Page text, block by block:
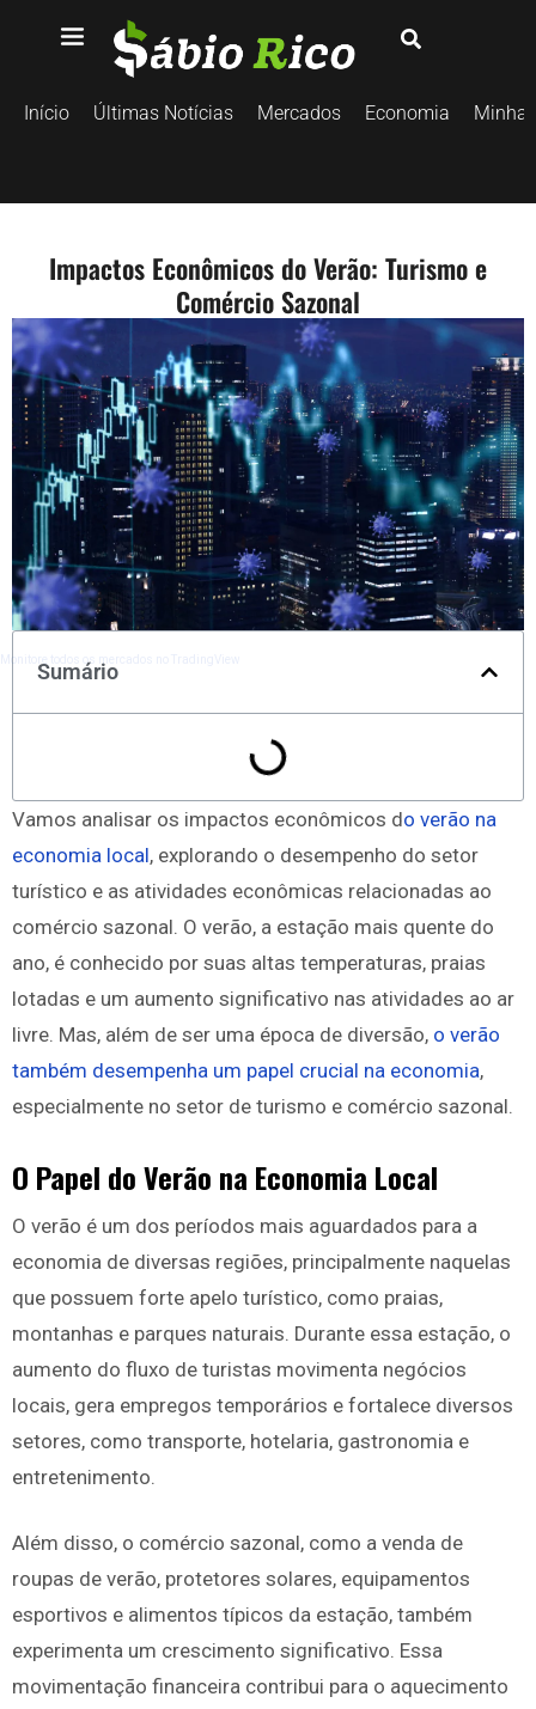
Início Últimas Notícias Mercados Economia
Monitore todos os mercados no TradingView
Impactos Econômicos do Verão: Turismo e
Comércio Sazonal
Sumário
Vamos analisar os impactos econômicos do verão na
economia local, explorando o desempenho do setor
turístico e as atividades econômicas relacionadas ao
comércio sazonal. O verão, a estação mais quente do
ano, é conhecido por suas altas temperaturas, praias
lotadas e um aumento significativo nas atividades ao ar
livre. Mas, além de ser uma época de diversão, o verão
também desempenha um papel crucial na economia,
especialmente no setor de turismo e comércio sazonal.
O Papel do Verão na Economia Local
O verão é um dos períodos mais aguardados para a
economia de diversas regiões, principalmente naquelas
que possuem forte apelo turístico, como praias,
montanhas e parques naturais. Durante essa estação, o
aumento do fluxo de turistas movimenta negócios
locais, gera empregos temporários e fortalece diversos
setores, como transporte, hotelaria, gastronomia e
entretenimento.
Além disso, o comércio sazonal, como a venda de
roupas de verão, protetores solares, equipamentos
esportivos e alimentos típicos da estação, também
experimenta um crescimento significativo. Essa
movimentação financeira contribui para o aquecimento